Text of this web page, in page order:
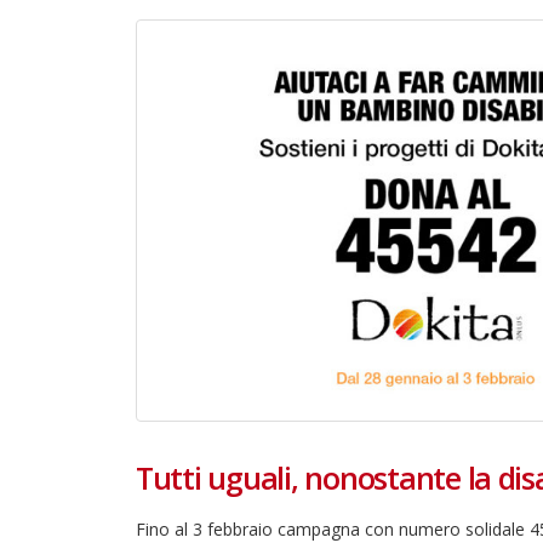
Tutti uguali, nonostante la
Fino al 3 febbraio campagna con numero solidale
22 giugno 2026 – Terrazze del
Duomo: apertura serale
straordinaria per Fondazione